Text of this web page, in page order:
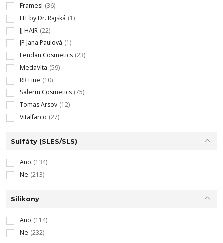
Framesi (36)
HT by Dr. Rajská (1)
JJ HAIR (22)
JP Jana Paulová (1)
Lendan Cosmetics (23)
MedaVita (59)
RR Line (10)
Salerm Cosmetics (75)
Tomas Arsov (12)
Vitalfarco (27)
Sulfáty (SLES/SLS)
Ano (134)
Ne (213)
Silikony
Ano (114)
Ne (232)